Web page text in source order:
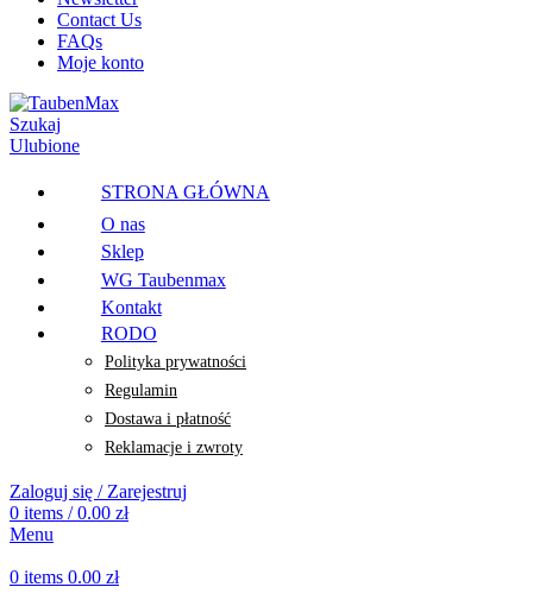
Contact Us
FAQs
Moje konto
Szukaj
Ulubione
STRONA GŁÓWNA
O nas
Sklep
WG Taubenmax
Kontakt
RODO
Polityka prywatności
Regulamin
Dostawa i płatność
Reklamacje i zwroty
Zaloguj się / Zarejestruj
0 items / 0.00 zł
Menu
0 items 0.00 zł